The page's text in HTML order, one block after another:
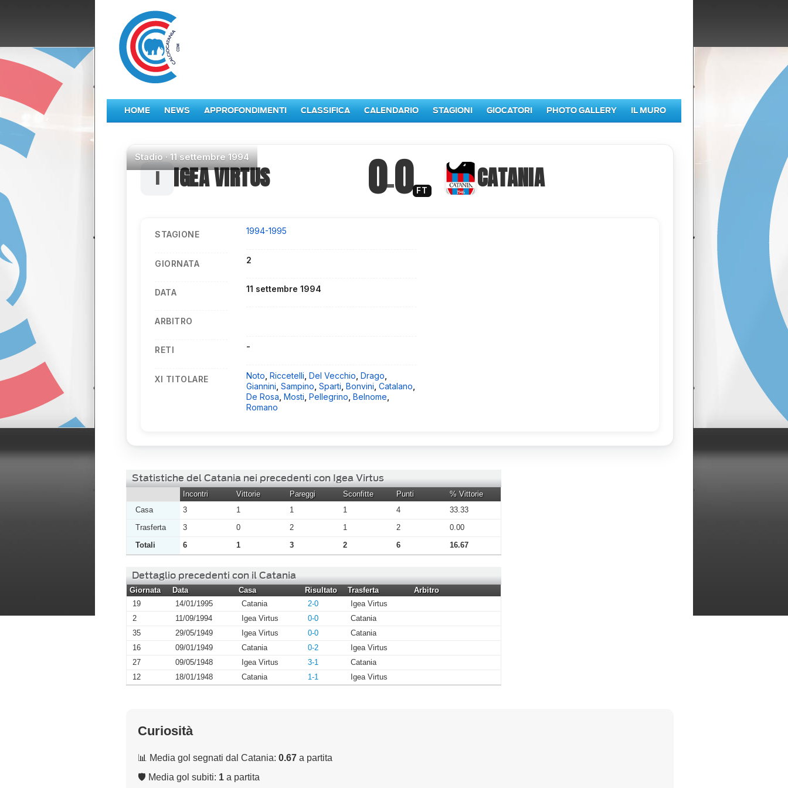
HOME NEWS APPROFONDIMENTI CLASSIFICA CALENDARIO STAGIONI GIOCATORI PHOTO GALLERY IL MURO
Stadio·11 settembre 1994
IGEA VIRTUS 0–0 FT CATANIA
STAGIONE 1994-1995
GIORNATA 2
DATA 11 settembre 1994
ARBITRO
RETI -
XI TITOLARE Noto ,Riccetelli ,Del Vecchio ,Drago
Giannini ,Sampino ,Sparti ,Bonvini ,Catalano
De Rosa ,Mosti ,Pellegrino ,Belnome
Romano
Statistiche del Catania nei precedenti con Igea Virtus
Incontri Vittorie Pareggi Sconfitte Punti
% Vittorie
Casa
3 1 1 1 4
33.33
Trasferta
3 0 2 1 2
0.00
Totali
6 1 3 2 6 16.67
Dettaglio precedenti con il Catania
Giornata Data Casa Risultato Trasferta
Arbitro
19
14/01/1995 Catania 2-0
Igea Virtus
2
11/09/1994 Igea Virtus 0-0
Catania
35
29/05/1949 Igea Virtus 0-0
Catania
16
09/01/1949 Catania 0-2
Igea Virtus
27
09/05/1948 Igea Virtus 3-1
Catania
12
18/01/1948 Catania 1-1 Igea Virtus
Curiosità
📊 Media gol segnati dal Catania: 0.67 a partita
🛡 Media gol subiti: 1 a partita